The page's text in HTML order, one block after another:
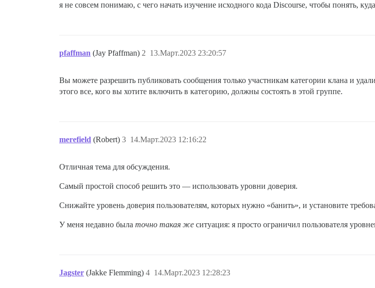
я не совсем понимаю, с чего начать изучение исходного кода Discourse, чтобы понять,
pfaffman (Jay Pfaffman) 13.Март.2023 23:20:57
2
Вы можете разрешить публиковать сообщения только участникам категории клана и
этого все, кого вы хотите включить в категорию, должны состоять в этой группе.
merefield (Robert) 14.Март.2023 12:16:22
3
Отличная тема для обсуждения.
Самый простой способ решить это — использовать уровни доверия.
Снижайте уровень доверия пользователям, которых нужно «банить», и установите
У меня недавно была точно такая же ситуация: я просто ограничил пользователя
Jagster (Jakke Flemming) 14.Март.2023 12:28:23
4